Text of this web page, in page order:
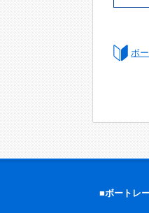
ボ
■ボートレ